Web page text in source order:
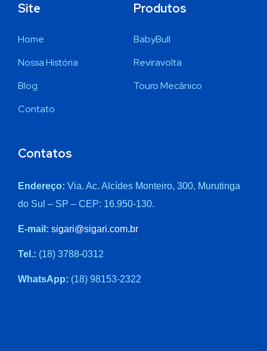
Site
Home
Nossa História
Blog
Contato
Produtos
BabyBull
Reviravolta
Touro Mecânico
Contatos
Endereço: Via. Ac. Alcídes Monteiro, 300, Murutinga
do Sul – SP – CEP: 16.950-130.
E-mail: sigari@sigari.com.br
Tel.: (18) 3788-0312
WhatsApp: (18) 98153-2322